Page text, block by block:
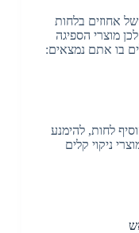
אחוזים בלחות
מוצרי הספיגה
בו אתם נמצאים:
לחות, להימנע
ניקוי קלים